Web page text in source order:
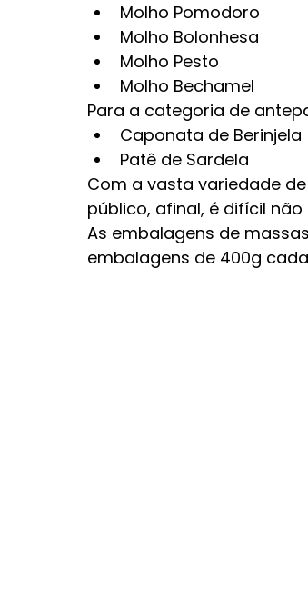
Molho Pomodoro
Molho Bolonhesa
Molho Pesto
Molho Bechamel
Para a categoria de
Caponata de Berinjela
Patê de Sardela
Com a vasta variedade
público, afinal, é difícil
As embalagens de
embalagens de 400g